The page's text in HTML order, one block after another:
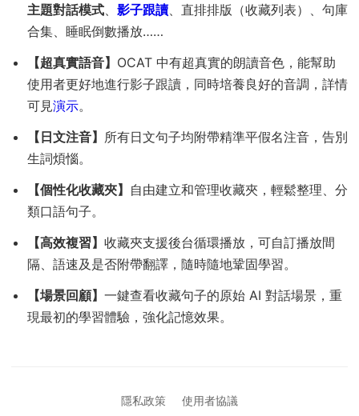
主題對話模式
影子跟讀 、直排排版（收藏列表）、句庫
合集、睡眠倒數播放……
【超真實語音】 OCAT 中有超真實的朗讀音色，能幫助
使用者更好地進行影子跟讀，同時培養良好的音調，詳情
可見演示。
【日文注音】 所有日文句子均附帶精準平假名注音，告別
生詞煩惱。
【個性化收藏夾】 自由建立和管理收藏夾，輕鬆整理、分
類口語句子。
【高效複習】 收藏夾支援後台循環播放，可自訂播放間
隔、語速及是否附帶翻譯，隨時隨地鞏固學習。
【場景回顧】 一鍵查看收藏句子的原始 AI 對話場景，重
現最初的學習體驗，強化記憶效果。
隱私政策 使用者協議